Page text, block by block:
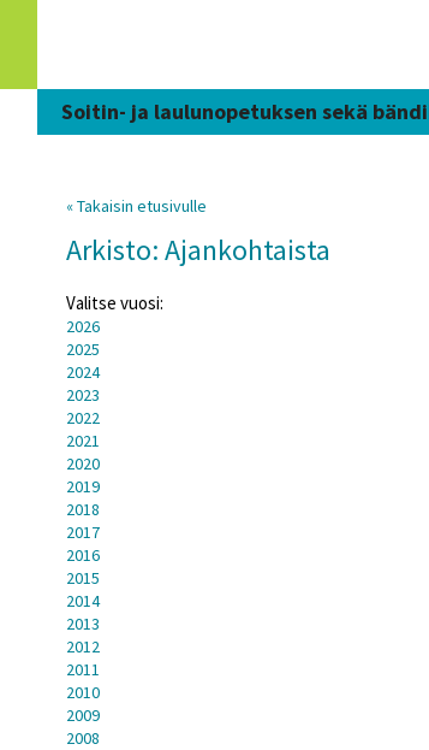
Soitin- ja laulunopetuksen sekä
« Takaisin etusivulle
Arkisto: Ajankohtaista
Valitse vuosi:
2026
2025
2024
2023
2022
2021
2020
2019
2018
2017
2016
2015
2014
2013
2012
2011
2010
2009
2008